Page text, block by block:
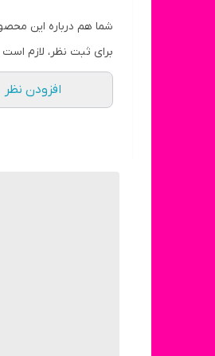
شما هم درباره این
برای ثبت نظر، لازم
افزودن نظر